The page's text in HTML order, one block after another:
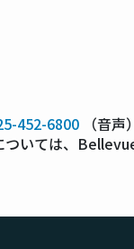
452-6800 （音
いては、